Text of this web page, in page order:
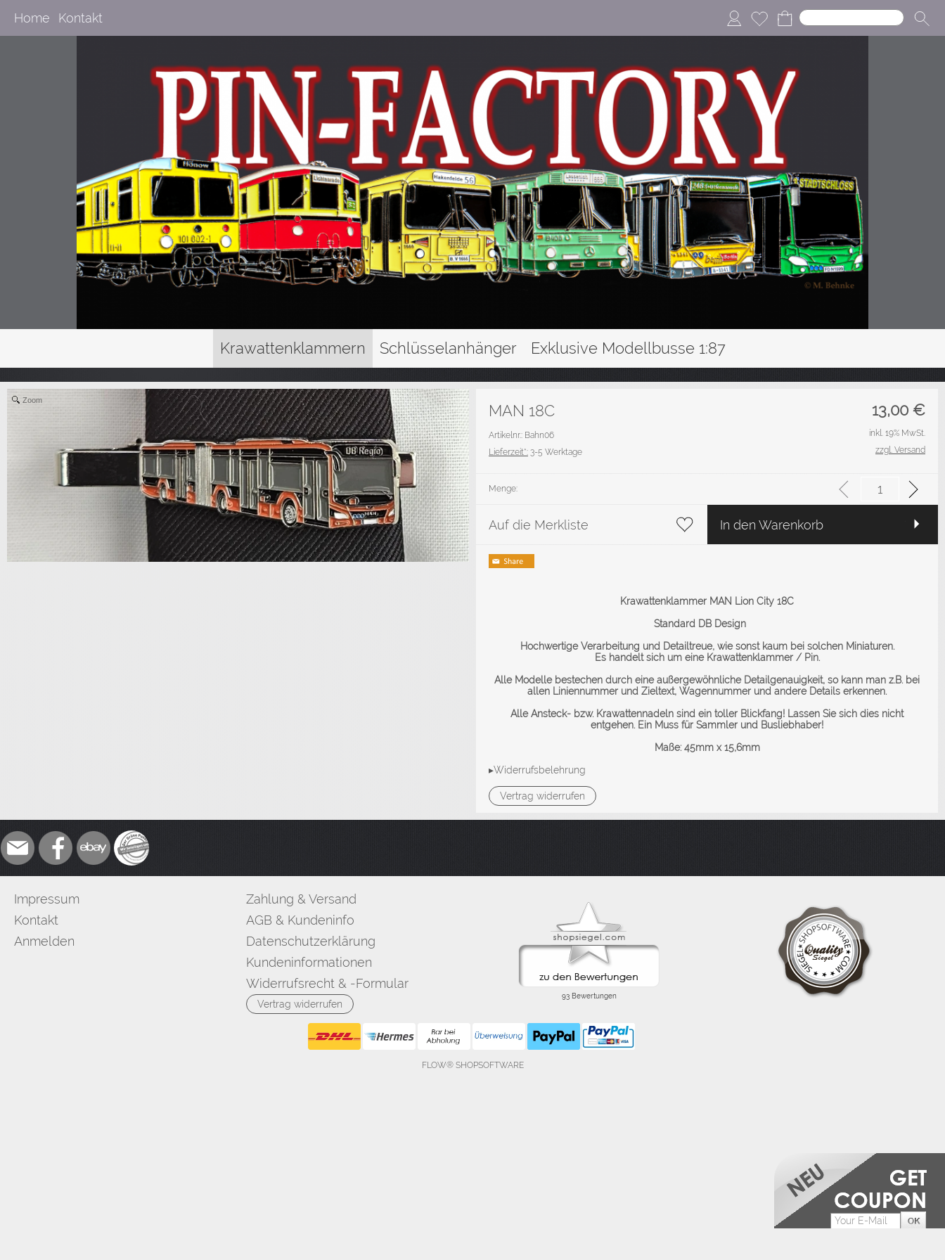
Home Kontakt
Krawattenklammern Schlüsselanhänger Exklusive Modellbusse 1:87
Zoom
13,00 €
MAN 18C
Artikelnr.: Bahn06
Lieferzeit*: 3-5 Werktage
inkl. 19% MwSt.
zzgl. Versand
Menge:
Auf die Merkliste In den Warenkorb
Krawattenklammer MAN Lion City 18C
Standard DB Design
Hochwertige Verarbeitung und Detailtreue, wie sonst kaum bei solchen Miniaturen.
Es handelt sich um eine Krawattenklammer / Pin.
Alle Modelle bestechen durch eine außergewöhnliche Detailgenauigkeit, so kann man z.B. bei
allen Liniennummer und Zieltext, Wagennummer und andere Details erkennen.
Alle Ansteck- bzw. Krawattennadeln sind ein toller Blickfang! Lassen Sie sich dies nicht
entgehen. Ein Muss für Sammler und Busliebhaber!
Maße: 45mm x 15,6mm
▸Widerrufsbelehrung
Vertrag widerrufen
Impressum
Kontakt
Anmelden
Zahlung & Versand
AGB & Kundeninfo
Datenschutzerklärung
Kundeninformationen
Widerrufsrecht & -Formular
Vertrag widerrufen
FLOW® SHOPSOFTWARE